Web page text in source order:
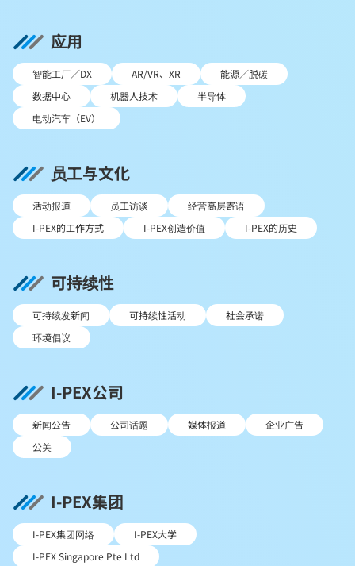
应用
智能工厂／DX AR/VR、XR
能源／脱碳
数据中心
机器人技术
半导体
电动汽车（EV）
员工与文化
活动报道 员工访谈
经营高层寄语
I-PEX的工作方式
I-PEX创造价值 I-PEX的历史
可持续性
可持续发新闻 可持续性活动
社会承诺
环境倡议
I-PEX公司
新闻公告 公司话题 媒体报道
企业广告
公关
I-PEX集团
I-PEX集团网络
I-PEX大学
I-PEX Singapore Pte Ltd